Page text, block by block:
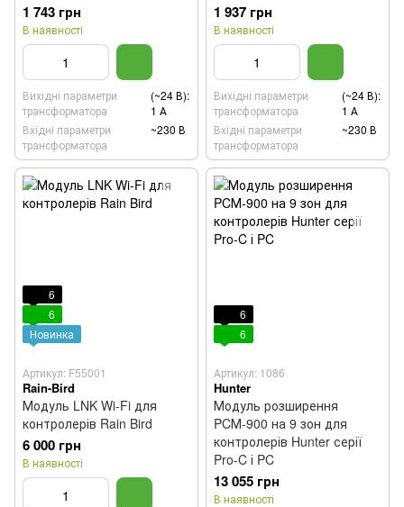
1 743 грн
В наявності
Вихідні параметри
трансформатора
(~24 В):
1 А
Вхідні параметри
трансформатора
~230 В
1 937 грн
В наявності
Вихідні параметри
трансформатора
(~24 В):
1 А
Вхідні параметри
трансформатора
~230 В
6
6
Новинка
Артикул: F55001
Rain-Bird
Модуль LNK Wi-Fi для
контролерів Rain Bird
6 000 грн
В наявності
6
6
Артикул: 1086
Hunter
Модуль розширення
PCМ-900 на 9 зон для
контролерів Hunter серії
Pro-C і PC
13 055 грн
В наявності